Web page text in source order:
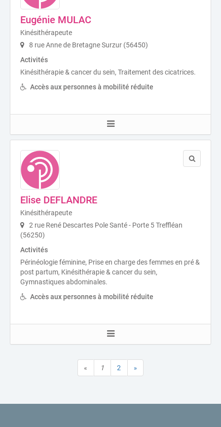
Eugénie MULAC
Kinésithérapeute
8 rue Anne de Bretagne Surzur (56450)
Activités
Kinésithérapie & cancer du sein, Traitement des cicatrices.
Accès aux personnes à mobilité réduite
Elise DEFLANDRE
Kinésithérapeute
2 rue René Descartes Pole Santé - Porte 5 Treffléan
(56250)
Activités
Périnéologie féminine, Prise en charge des femmes en pré &
post partum, Kinésithérapie & cancer du sein,
Gymnastiques abdominales.
Accès aux personnes à mobilité réduite
« 1 2 »